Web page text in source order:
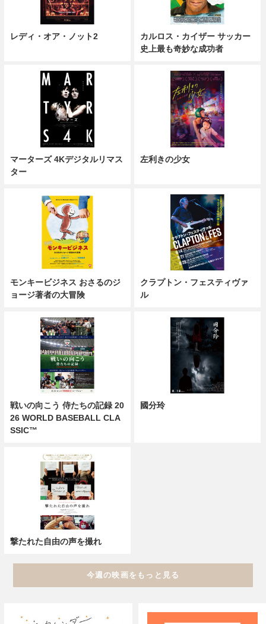
レディ・オア・ノット2
カルロス・カイザー サッカー
史上最も奇妙な成功者
マーターズ 4Kデジタルリマス
ター
左利きの少女
モンキービジネス おさるのジ
ョージ著者の大冒険
クラプトン・フェスティヴァ
ル
戦いの向こう 侍たちの記録 20
26 WORLD BASEBALL CLA
SSIC™
國分玲
撃たれた自由の声を撮れ
今週の映画をもっと見る